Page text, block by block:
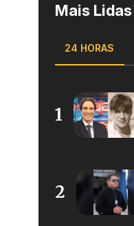
Mais Lidas
24 HORAS
1
2